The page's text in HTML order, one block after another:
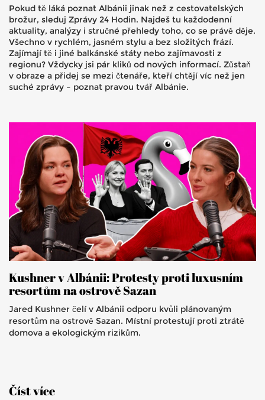
Pokud tě láká poznat Albánii jinak než z cestovatelských
brožur, sleduj Zprávy 24 Hodin. Najdeš tu každodenní
aktuality, analýzy i stručné přehledy toho, co se právě děje.
Všechno v rychlém, jasném stylu a bez složitých frází.
Zajímají tě i jiné balkánské státy nebo zajímavosti z
regionu? Vždycky jsi pár kliků od nových informací. Zůstaň
v obraze a přidej se mezi čtenáře, kteří chtějí víc než jen
suché zprávy – poznat pravou tvář Albánie.
Kushner v Albánii: Protesty proti luxusním
resortům na ostrově Sazan
Jared Kushner čelí v Albánii odporu kvůli plánovaným
resortům na ostrově Sazan. Místní protestují proti ztrátě
domova a ekologickým rizikům.
Číst více